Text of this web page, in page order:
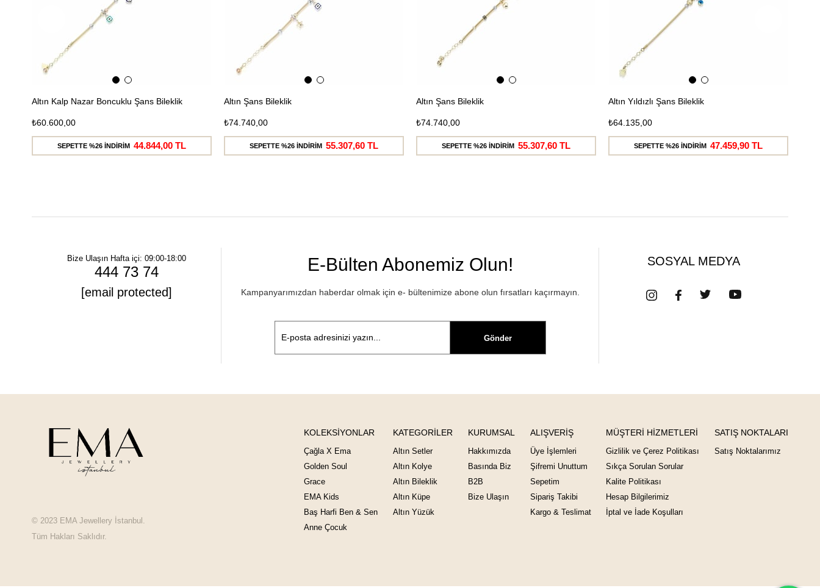
Altın Kalp Nazar Boncuklu Şans Bileklik
₺60.600,00
SEPETTE %26 İNDİRİM 44.844,00 TL
Altın Şans Bileklik
₺74.740,00
SEPETTE %26 İNDİRİM 55.307,60 TL
Altın Şans Bileklik
₺74.740,00
SEPETTE %26 İNDİRİM 55.307,60 TL
Altın Yıldızlı Şans Bileklik
₺64.135,00
SEPETTE %26 İNDİRİM 47.459,90 TL
Bize Ulaşın
444 73 74
[email protected]
Hafta içi: 09:00-18:00 E-Bülten Abonemiz Olun!
Kampanyarımızdan haberdar olmak için e- bültenimize abone olun fırsatları kaçırmayın.
Gönder
SOSYAL MEDYA
© 2023 EMA Jewellery İstanbul.
Tüm Hakları Saklıdır.
KOLEKSİYONLAR
Çağla X Ema
Golden Soul
Grace
EMA Kids
Baş Harfi Ben & Sen
Anne Çocuk
KATEGORİLER
Altın Setler
Altın Kolye
Altın Bileklik
Altın Küpe
Altın Yüzük
KURUMSAL
Hakkımızda
Basında Biz
B2B
Bize Ulaşın
ALIŞVERİŞ
Üye İşlemleri
Şifremi Unuttum
Sepetim
Sipariş Takibi
Kargo & Teslimat
MÜŞTERİ HİZMETLERİ
Gizlilik ve Çerez Politikası
Sıkça Sorulan Sorular
Kalite Politikası
Hesap Bilgilerimiz
İptal ve İade Koşulları
SATIŞ NOKTALARI
Satış Noktalarımız